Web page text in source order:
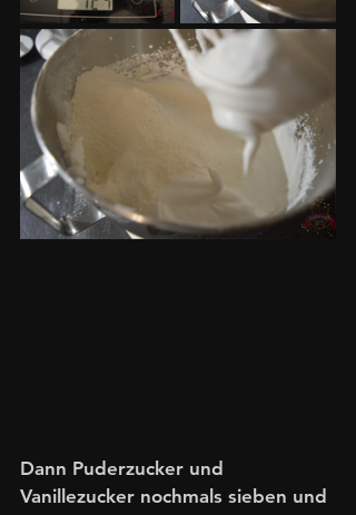
Dann Puderzucker und
Vanillezucker nochmals sieben und